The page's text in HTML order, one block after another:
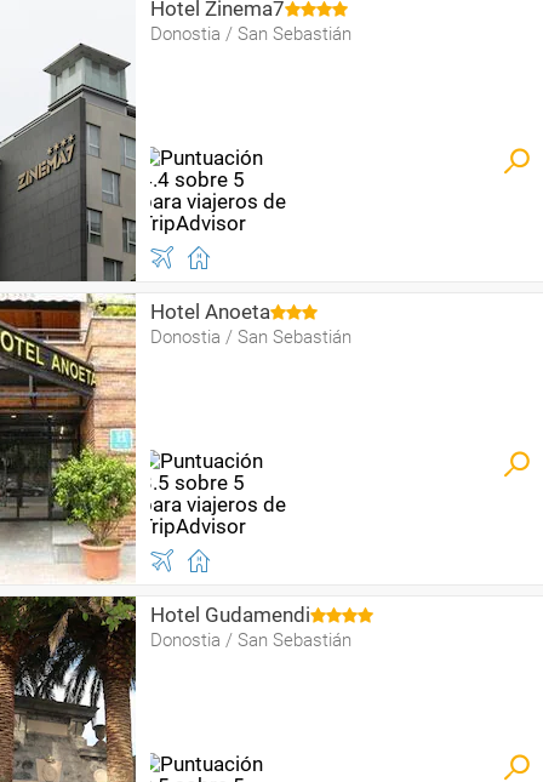
Hotel Zinema7
Donostia / San Sebastián
Hotel Anoeta
Donostia / San Sebastián
Hotel Gudamendi
Donostia / San Sebastián